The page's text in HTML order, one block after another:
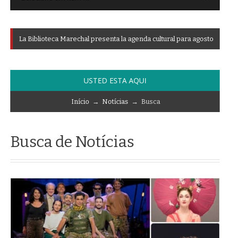
La Biblioteca Marechal presenta l a agend a cultural para agosto
USTED ESTA AQUI
Início → Notícias → Busca
Busca de Notícias